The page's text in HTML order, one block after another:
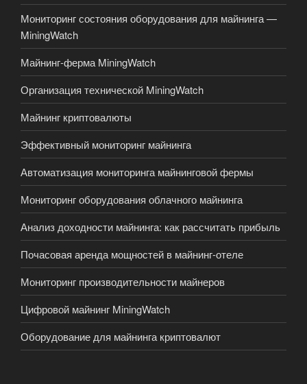
Мониторинг состояния оборудования для майнинга —
MiningWatch
Майнинг-ферма MiningWatch
Организация технической MiningWatch
Майнинг криптовалюты
Эффективный мониторинг майнинга
Автоматизация мониторинга майнинговой фермы
Мониторинг оборудования облачного майнинга
Анализ доходности майнинга: как рассчитать прибыль
Почасовая аренда мощностей в майнинг-отеле
Мониторинг производительности майнеров
Цифровой майнинг MiningWatch
Оборудование для майнинга криптовалют